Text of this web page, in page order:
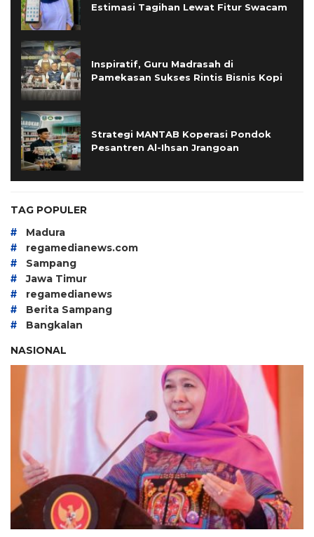
Estimasi Tagihan Lewat Fitur Swacam
Inspiratif, Guru Madrasah di
Pamekasan Sukses Rintis Bisnis Kopi
Strategi MANTAB Koperasi Pondok
Pesantren Al-Ihsan Jrangoan
TAG POPULER
# Madura
# regamedianews.com
# Sampang
# Jawa Timur
# regamedianews
# Berita Sampang
#
Bangkalan
NASIONAL